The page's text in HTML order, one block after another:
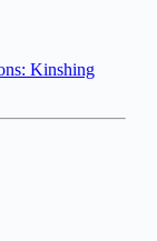
Kinshing